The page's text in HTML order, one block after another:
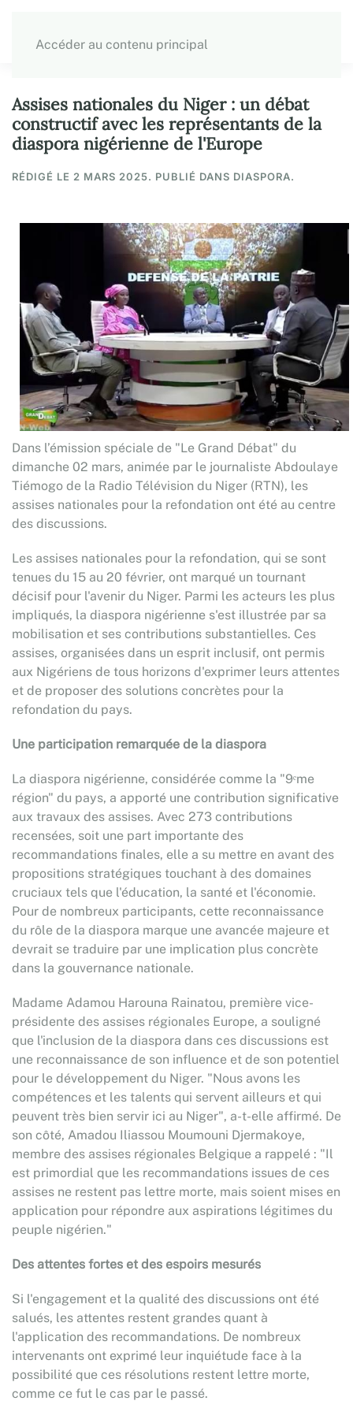
Accéder au contenu principal
Assises nationales du Niger : un débat
constructif avec les représentants de la
diaspora nigérienne de l'Europe
RÉDIGÉ LE 2 MARS 2025. PUBLIÉ DANS DIASPORA.
Dans l’émission spéciale de "Le Grand Débat" du
dimanche 02 mars, animée par le journaliste Abdoulaye
Tiémogo de la Radio Télévision du Niger (RTN), les
assises nationales pour la refondation ont été au centre
des discussions.
Les assises nationales pour la refondation, qui se sont
tenues du 15 au 20 février, ont marqué un tournant
décisif pour l'avenir du Niger. Parmi les acteurs les plus
impliqués, la diaspora nigérienne s'est illustrée par sa
mobilisation et ses contributions substantielles. Ces
assises, organisées dans un esprit inclusif, ont permis
aux Nigériens de tous horizons d'exprimer leurs attentes
et de proposer des solutions concrètes pour la
refondation du pays.
Une participation remarquée de la diaspora
La diaspora nigérienne, considérée comme la "9ᵉme
région" du pays, a apporté une contribution significative
aux travaux des assises. Avec 273 contributions
recensées, soit une part importante des
recommandations finales, elle a su mettre en avant des
propositions stratégiques touchant à des domaines
cruciaux tels que l'éducation, la santé et l'économie.
Pour de nombreux participants, cette reconnaissance
du rôle de la diaspora marque une avancée majeure et
devrait se traduire par une implication plus concrète
dans la gouvernance nationale.
Madame Adamou Harouna Rainatou, première vice-
présidente des assises régionales Europe, a souligné
que l'inclusion de la diaspora dans ces discussions est
une reconnaissance de son influence et de son potentiel
pour le développement du Niger. "Nous avons les
compétences et les talents qui servent ailleurs et qui
peuvent très bien servir ici au Niger", a-t-elle affirmé. De
son côté, Amadou Iliassou Moumouni Djermakoye,
membre des assises régionales Belgique a rappelé : "Il
est primordial que les recommandations issues de ces
assises ne restent pas lettre morte, mais soient mises en
application pour répondre aux aspirations légitimes du
peuple nigérien."
Des attentes fortes et des espoirs mesurés
Si l'engagement et la qualité des discussions ont été
salués, les attentes restent grandes quant à
l'application des recommandations. De nombreux
intervenants ont exprimé leur inquiétude face à la
possibilité que ces résolutions restent lettre morte,
comme ce fut le cas par le passé.